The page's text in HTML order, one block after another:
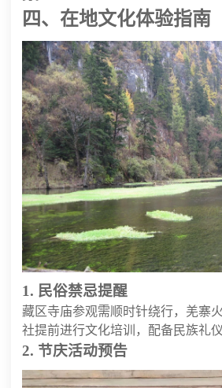
四、在地文化体验指南
1. 民俗禁忌提醒
藏区寺庙参观需顺时针绕行，羌寨
社提前进行文化培训，配备民族礼仪
2. 节庆活动预告